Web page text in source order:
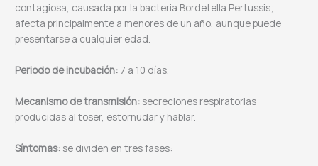
contagiosa, causada por la bacteria Bordetella Pertussis;
afecta principalmente a menores de un año, aunque puede
presentarse a cualquier edad.
Periodo de incubación: 7 a 10 días.
Mecanismo de transmisión: secreciones respiratorias
producidas al toser, estornudar y hablar.
Síntomas: se dividen en tres fases: